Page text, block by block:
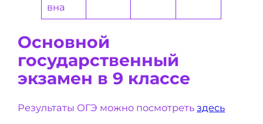
вна
Основной
государственный
экзамен в 9 классе
Результаты ОГЭ можно посмотретьздесь